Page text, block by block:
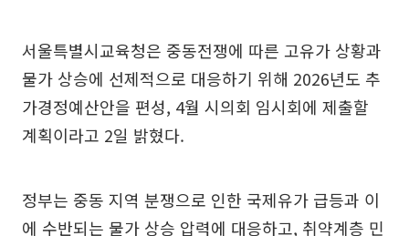
서울특별시교육청은 중동전쟁에 따른 고유가 상황과
물가 상승에 선제적으로 대응하기 위해 2026년도 추
가경정예산안을 편성, 4월 시의회 임시회에 제출할
계획이라고 2일 밝혔다.
정부는 중동 지역 분쟁으로 인한 국제유가 급등과 이
에 수반되는 물가 상승 압력에 대응하고, 취약계층 민